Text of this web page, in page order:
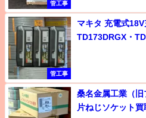
管工事
管工事
マキタ 充電式
TD173DRGX・
桑名金属工業（
片ねじソケット買